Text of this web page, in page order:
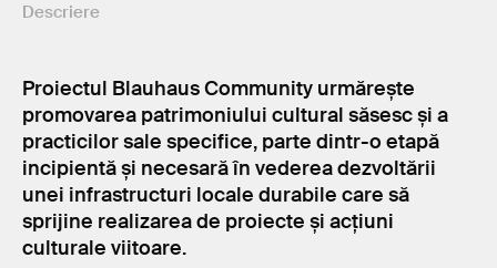
Descriere
Proiectul Blauhaus Community urmărește
promovarea patrimoniului cultural săsesc și a
practicilor sale specifice, parte dintr-o etapă
incipientă și necesară în vederea dezvoltării
unei infrastructuri locale durabile care să
sprijine realizarea de proiecte și acțiuni
culturale viitoare.